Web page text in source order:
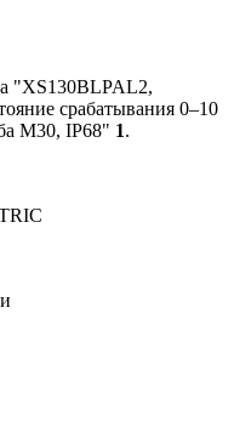
"XS130BLPAL2,
срабатывания 0–10
М30, IP68" 1.